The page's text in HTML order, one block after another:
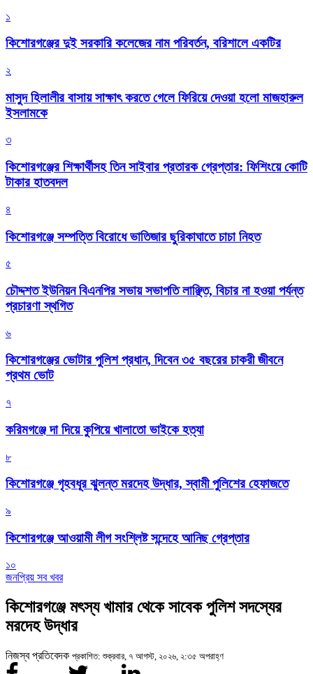
১
কিশোরগঞ্জের দুই সরকারি কলেজের নাম পরিবর্তন, বরিশালে একটির
২
মাসুদ হিলালীর বাসায় সাক্ষাৎ করতে গেলে ফিরিয়ে দেওয়া হলো মাজহারুল
ইসলামকে
৩
কিশোরগঞ্জের শিক্ষার্থীসহ তিন সাইবার প্রতারক গ্রেপ্তার: ফিশিংয়ে কোটি
টাকার হাতবদল
৪
কিশোরগঞ্জে সম্পত্তি বিরোধে ভাতিজার ছুরিকাঘাতে চাচা নিহত
৫
চৌদ্দশত ইউনিয়ন বিএনপির সভায় সভাপতি লাঞ্ছিত, বিচার না হওয়া পর্যন্ত
প্রচারণা স্থগিত
৬
কিশোরগঞ্জের ভোটার পুলিশ প্রধান, দিবেন ৩৫ বছরের চাকরী জীবনে
প্রথম ভোট
৭
করিমগঞ্জে দা দিয়ে কুপিয়ে খালাতো ভাইকে হত্যা
৮
কিশোরগঞ্জে গৃহবধূর ঝুলন্ত মরদেহ উদ্ধার, স্বামী পুলিশের হেফাজতে
৯
কিশোরগঞ্জে আওয়ামী লীগ সংশ্লিষ্ট সন্দেহে আনিছ গ্রেপ্তার
১০
জনপ্রিয় সব খবর
কিশোরগঞ্জে মৎস্য খামার থেকে সাবেক পুলিশ সদস্যের
মরদেহ উদ্ধার
নিজস্ব প্রতিবেদক প্রকাশিত: শুক্রবার, ৭ আগস্ট, ২০২৬, ২:৩৫ অপরাহ্ণ